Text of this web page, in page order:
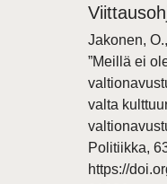
Jakonen,
”Meillä ei
valta
Politiikka,
https://